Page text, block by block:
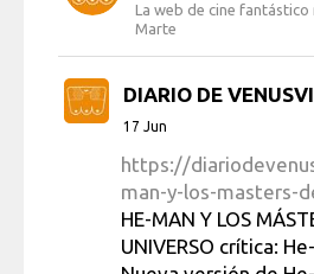
La web de cine fantástico
Marte
DIARIO DE
17 Jun
https://
man-y-los-masters-
HE-MAN Y LOS
UNIVERSO crítica: